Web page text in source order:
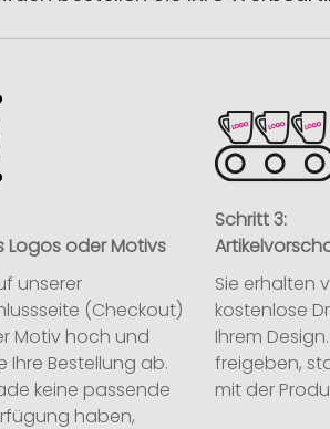
Logos oder Motivs
unserer
(Checkout)
Motiv hoch und
Ihre Bestellung ab.
keine passende
haben,
Schritt 3:
Sie erhalten
kostenlose
Ihrem
freigeben,
mit der